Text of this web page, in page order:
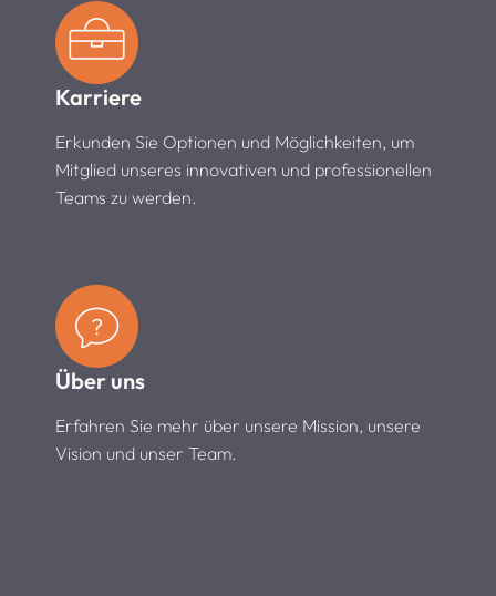
Karriere
Erkunden Sie Optionen und Möglichkeiten, um
Mitglied unseres innovativen und professionellen
Teams zu werden.
Über uns
Erfahren Sie mehr über unsere Mission, unsere
Vision und unser Team.